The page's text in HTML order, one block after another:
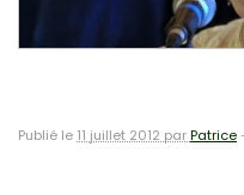
Publié le 11 juillet 2012 parPatrice